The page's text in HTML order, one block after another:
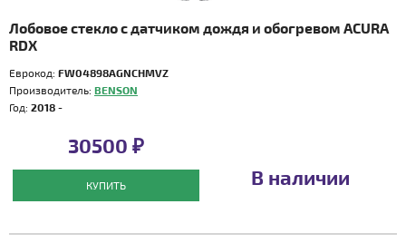
Лобовое стекло с датчиком дождя и обогревом ACURA
RDX
Еврокод: FW04898AGNCHMVZ
Производитель: BENSON
Год: 2018 -
30500 ₽
КУПИТЬ В наличии